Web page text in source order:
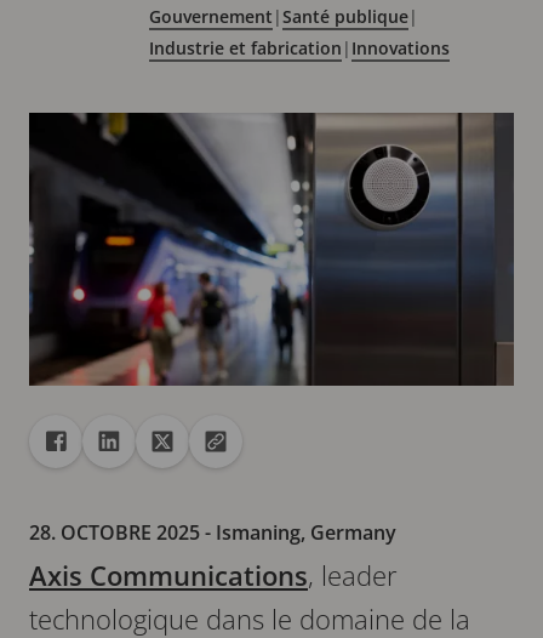
Gouvernement |Santé publique|
Industrie et fabrication | Innovations
Partager
Partager dans Facebook
Partager dans Linkedin
Partager dans X
Copier url dans le presse-papiers
28. OCTOBRE 2025- Ismaning, Germany
Axis Communications, leader
technologique dans le domaine de la